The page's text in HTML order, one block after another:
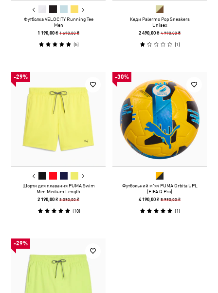
Футболка VELOCITY Running Tee
Men
1 190,00 ₴1 690,00 ₴
(5)
Кеди Palermo Pop Sneakers
Unisex
2 490,00 ₴4 990,00 ₴
(1)
-29%
Шорти для плавання PUMA Swim
Men Medium Length
2 190,00 ₴3 090,00 ₴
(10)
-30%
Футбольний м'яч PUMA Orbita UPL
(FIFA Q Pro)
4 190,00 ₴5 990,00 ₴
(1)
-29%